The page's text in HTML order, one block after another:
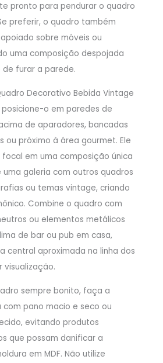
pronto para pendurar o quadro
preferir, o quadro também
sobre móveis ou
uma composição despojada
de furar a parede.
Decorativo Bebida Vintage
o em paredes de
de aparadores, bancadas
ou próximo à área gourmet. Ele
em uma composição única
galeria com outros quadros
ou temas vintage, criando
Combine o quadro com
ou elementos metálicos
de bar ou pub em casa,
central aproximada na linha dos
visualização.
sempre bonito, faça a
pano macio e seco ou
evitando produtos
que possam danificar a
em MDF. Não utilize